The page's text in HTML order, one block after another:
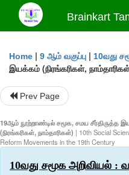
Brainkart
Home | 9 ஆம் வகுப்பு | 10வது
இயக்கம் (நிரங்கரிகள்,
Prev Page
19ஆம் நூற்றாண்டில் சமூக, சமய சீர்திருத்த
(நிரங்கரிகள், நாம்தாரிகள்) | 10th Social
Reform Movements in the 19th Century
10வது சமூக அறிவியல் :